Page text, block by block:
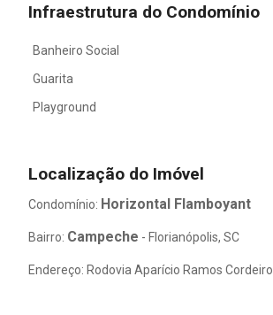
Infraestrutura do Condomínio
Banheiro Social
Guarita
Playground
Localização do Imóvel
Condomínio: Horizontal Flamboyant
Bairro: Campeche - Florianópolis, SC
Endereço: Rodovia Aparício Ramos Cordeiro